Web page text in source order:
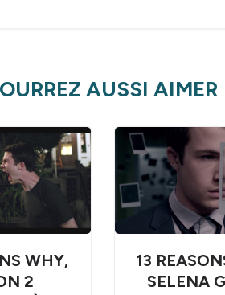
AUSSI AIMER
WHY,
2
13
SELENA